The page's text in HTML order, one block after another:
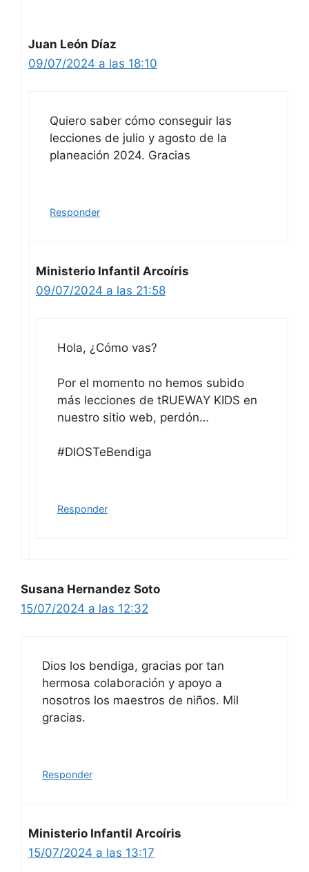
Juan León Díaz
09/07/2024 a las 18:10
Quiero saber cómo conseguir las
lecciones de julio y agosto de la
planeación 2024. Gracias
Responder
Ministerio Infantil Arcoíris
09/07/2024 a las 21:58
Hola, ¿Cómo vas?
Por el momento no hemos subido
más lecciones de tRUEWAY KIDS en
nuestro sitio web, perdón…
#DIOSTeBendiga
Responder
Susana Hernandez Soto
15/07/2024 a las 12:32
Dios los bendiga, gracias por tan
hermosa colaboración y apoyo a
nosotros los maestros de niños. Mil
gracias.
Responder
Ministerio Infantil Arcoíris
15/07/2024 a las 13:17